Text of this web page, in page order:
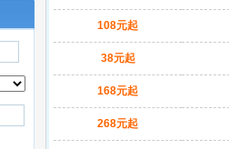
108元起
38元起
168元起
268元起